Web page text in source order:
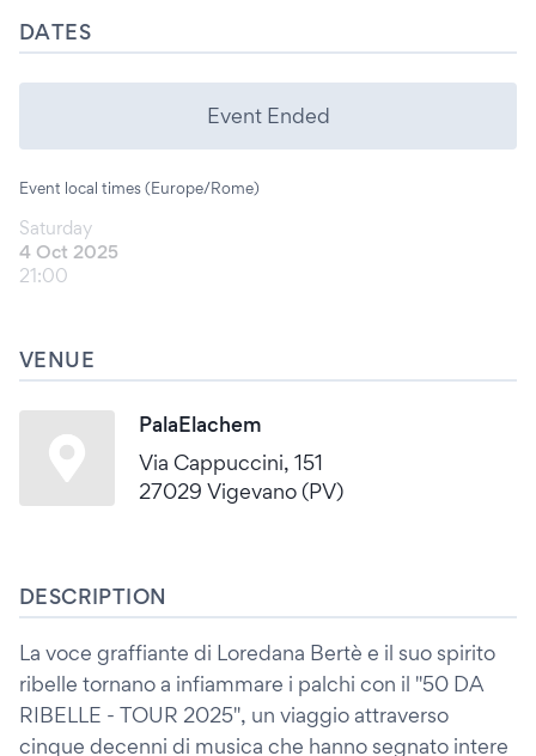
DATES
Event Ended
Event local times (Europe/Rome)
Saturday
4 Oct 2025
21:00
VENUE
PalaElachem
Via Cappuccini, 151
27029 Vigevano (PV)
DESCRIPTION
La voce graffiante di Loredana Bertè e il suo spirito
ribelle tornano a infiammare i palchi con il "50 DA
RIBELLE - TOUR 2025", un viaggio attraverso
cinque decenni di musica che hanno segnato intere